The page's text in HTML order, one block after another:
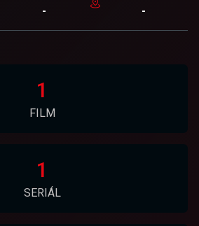
- -
1
FILM
1
SERIÁL